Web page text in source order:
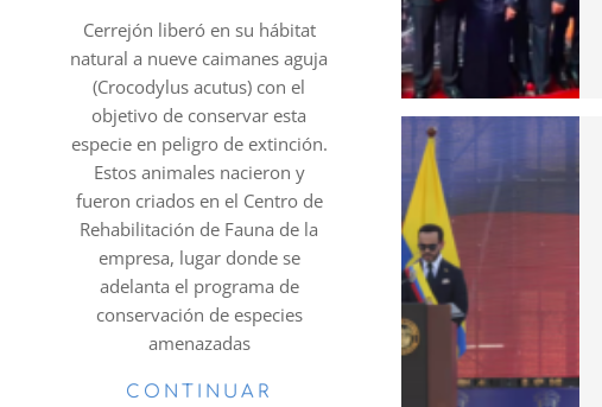
Cerrejón liberó en su hábitat
natural a nueve caimanes aguja
(Crocodylus acutus) con el
objetivo de conservar esta
especie en peligro de extinción.
Estos animales nacieron y
fueron criados en el Centro de
Rehabilitación de Fauna de la
empresa, lugar donde se
adelanta el programa de
conservación de especies
amenazadas
CONTINUAR